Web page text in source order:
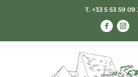
T. +33 5 53 59 09